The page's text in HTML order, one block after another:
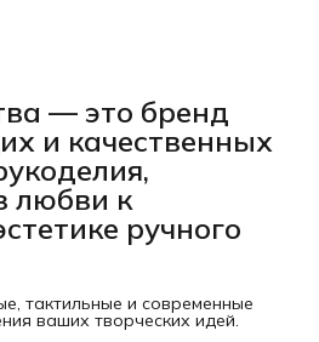
— это бренд
и качественных
любви к
ручного
тактильные и современные
ваших творческих идей.